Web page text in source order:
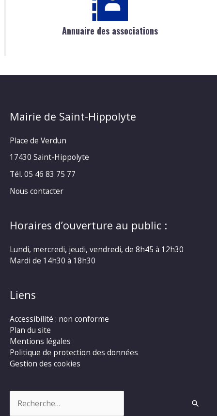
Annuaire des associations
Mairie de Saint-Hippolyte
Place de Verdun
17430 Saint-Hippolyte
Tél. 05 46 83 75 77
Nous contacter
Horaires d’ouverture au public :
Lundi, mercredi, jeudi, vendredi, de 8h45 à 12h30
Mardi de 14h30 à 18h30
Liens
Accessibilité : non conforme
Plan du site
Mentions légales
Politique de protection des données
Gestion des cookies